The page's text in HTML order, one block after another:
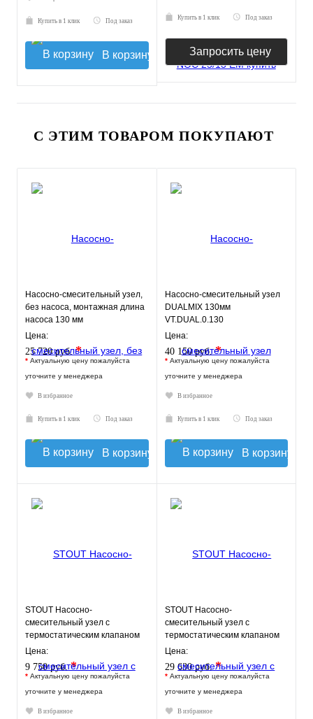
Купить в 1 клик Под заказ
В корзину
Купить в 1 клик Под заказ
Запросить цену
С ЭТИМ ТОВАРОМ ПОКУПАЮТ
Насосно-смесительный узел,
без насоса, монтажная длина
насоса 130 мм
VT.TECHNOMIX.0.130
Цена:
25 720 руб.*
* Актуальную цену пожалуйста
уточните у менеджера
В избранное
Купить в 1 клик Под заказ
В корзину
Насосно-смесительный узел
DUALMIX 130мм
VT.DUAL.0.130
Цена:
40 150 руб.*
* Актуальную цену пожалуйста
уточните у менеджера
В избранное
Купить в 1 клик Под заказ
В корзину
STOUT Насосно-
смесительный узел с
термостатическим клапаном
20-43°C и
жидкокристаллическим
термомет
Цена:
9 750 руб.*
* Актуальную цену пожалуйста
уточните у менеджера
В избранное
STOUT Насосно-
смесительный узел с
термостатическим клапаном
30-60°C, с насосом UPSO 25-
Цена:
29 630 руб.*
* Актуальную цену пожалуйста
уточните у менеджера
В избранное